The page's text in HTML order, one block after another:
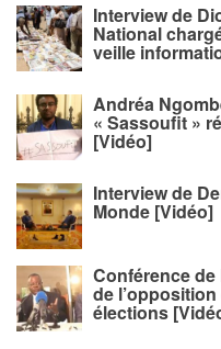
Interview de
National
veille
Andréa
« Sassoufit »
[Vidéo]
Interview de
Monde [Vidéo]
Conférence
de
élections